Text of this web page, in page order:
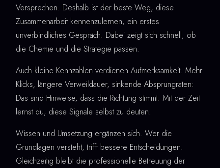
Versprechen. Deshalb ist der beste Weg, diese
Zusammenarbeit kennenzulernen, ein erstes
unverbindliches Gespräch. Dabei zeigt sich schnell, ob
die Chemie und die Strategie passen.
Auch kleine Kennzahlen verdienen Aufmerksamkeit. Mehr
Klicks, längere Verweildauer, sinkende Absprungraten:
Das sind Hinweise, dass die Richtung stimmt. Mit der Zeit
lernst du, diese Signale selbst zu deuten.
Wissen und Umsetzung ergänzen sich. Wer die
Grundlagen versteht, trifft bessere Entscheidungen.
Gleichzeitig bleibt die professionelle Betreuung der